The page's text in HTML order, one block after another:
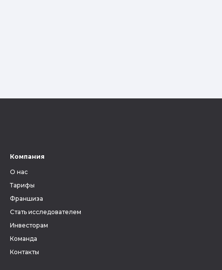
Компания
О нас
Тарифы
Франшиза
Стать исследователем
Инвесторам
Команда
Контакты